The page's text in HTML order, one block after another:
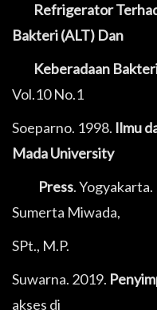
Refrigerator
Bakteri (ALT) Dan
Keberadaan Bakteri
Vol.10 No.1
Soeparno. 1998. Ilmu
Mada University
Press.
Sumerta Miwada,
SPt., M.P.
Suwarna. 2019.
akses di